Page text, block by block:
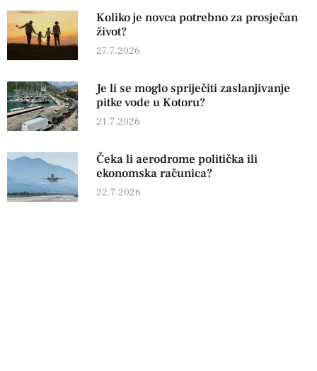
Koliko je novca potrebno za prosječan
život?
27.7.2026
Je li se moglo spriječiti zaslanjivanje
pitke vode u Kotoru?
21.7.2026
Čeka li aerodrome politička ili
ekonomska računica?
22.7.2026